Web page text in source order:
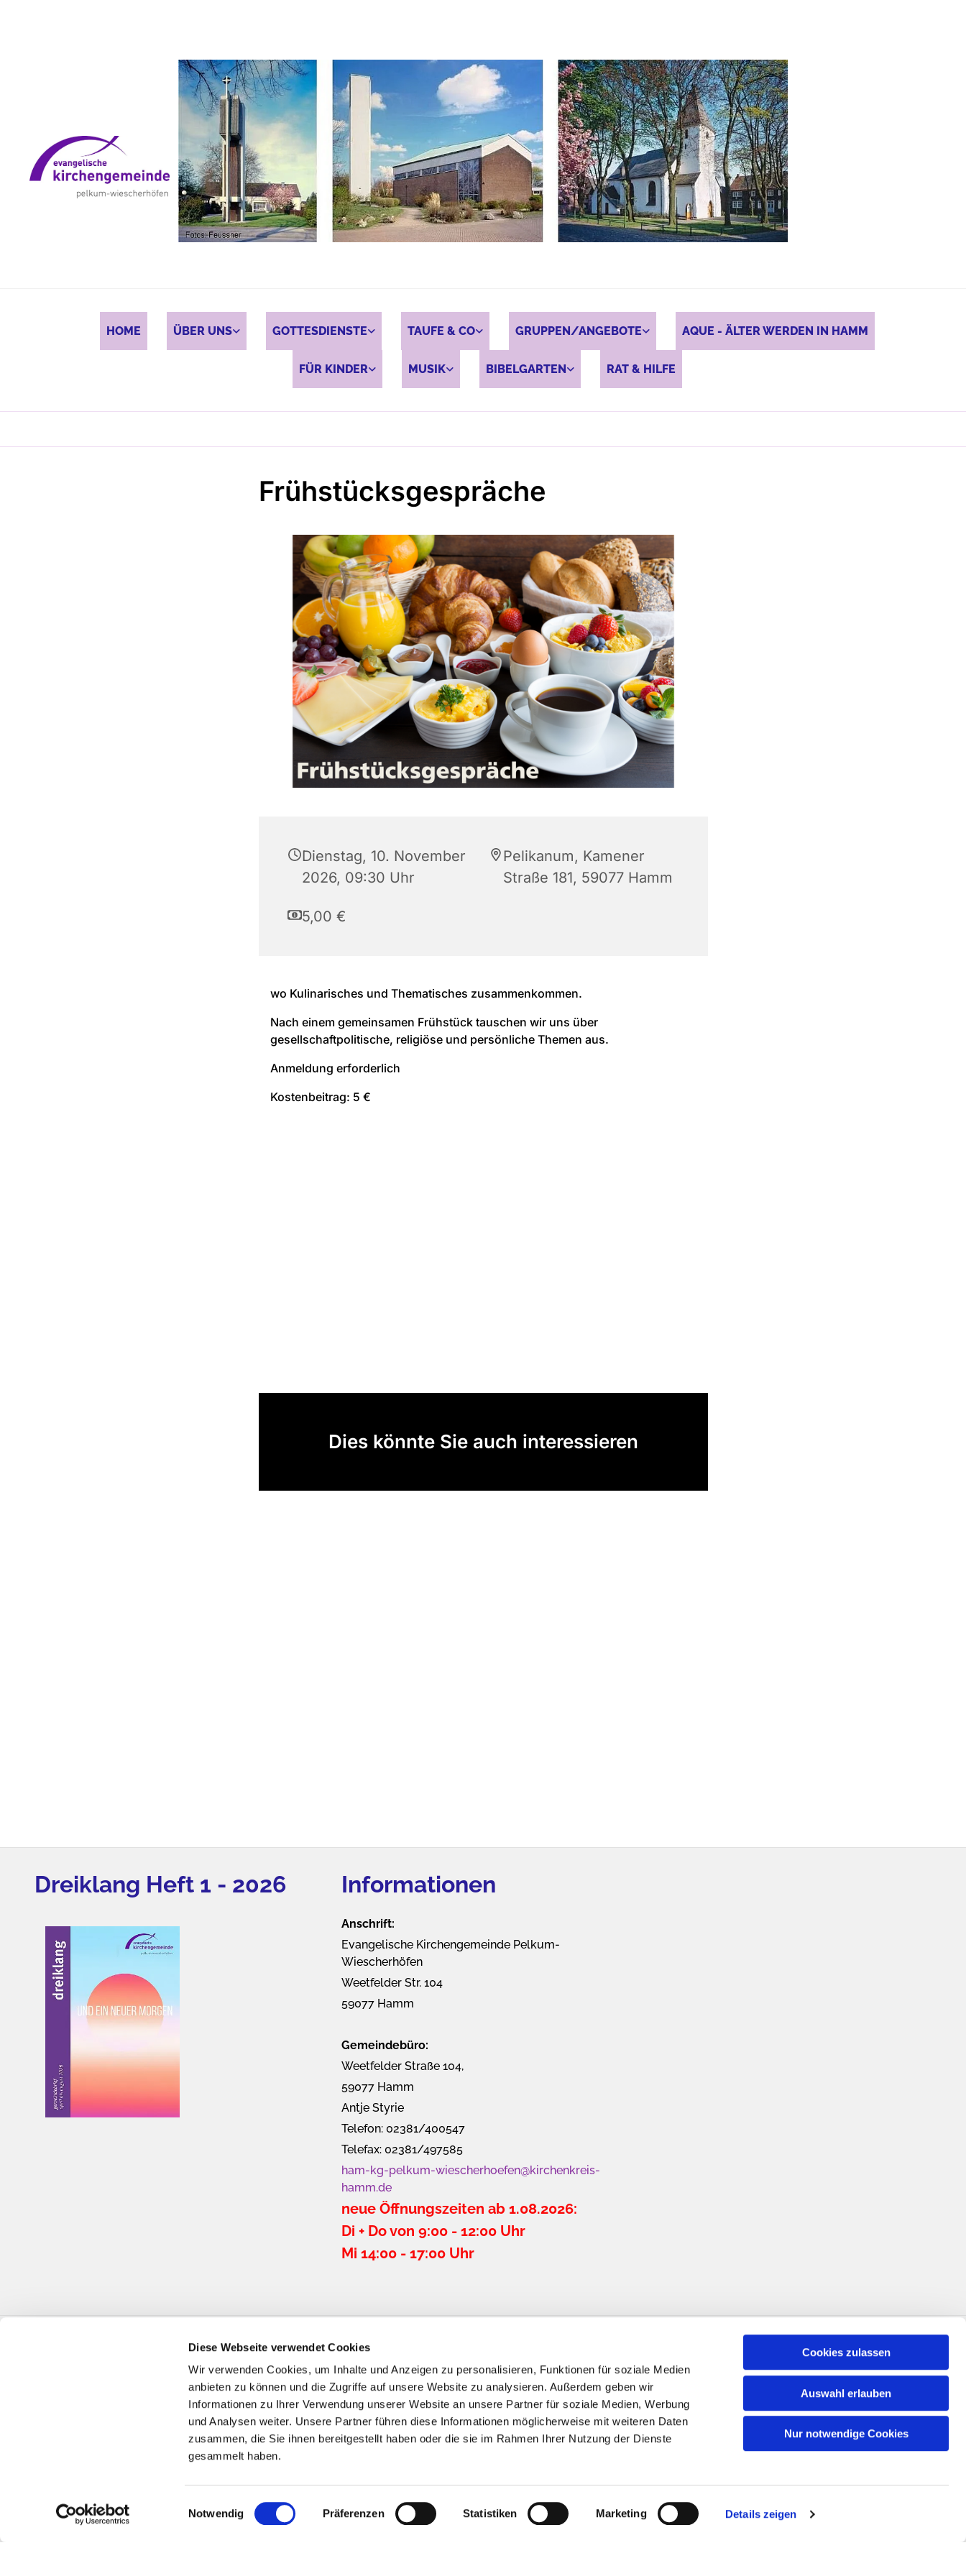
Diese Webseite verwendet Cookies
Wir verwenden Cookies, um Inhalte und Anzeigen zu personalisieren, Funktionen für soziale Medien
anbieten zu können und die Zugriffe auf unsere Website zu analysieren. Außerdem geben wir
Informationen zu Ihrer Verwendung unserer Website an unsere Partner für soziale Medien, Werbung
und Analysen weiter. Unsere Partner führen diese Informationen möglicherweise mit weiteren Daten
zusammen, die Sie ihnen bereitgestellt haben oder die sie im Rahmen Ihrer Nutzung der Dienste
gesammelt haben.
Einwilligungsauswahl
Notwendig Präferenzen Statistiken Marketing Details zeigen
Cookies zulassen
Auswahl erlauben
Nur notwendige Cookies
HOME ÜBER UNS GOTTESDIENSTE TAUFE & CO GRUPPEN/ANGEBOTE AQUE - ÄLTER WERDEN IN HAMM
FÜR KINDER MUSIK BIBELGARTEN RAT & HILFE
Frühstücksgespräche
Dienstag, 10. November
2026, 09:30 Uhr
Pelikanum, Kamener
Straße 181, 59077 Hamm
5,00 €
wo Kulinarisches und Thematisches zusammenkommen.
Nach einem gemeinsamen Frühstück tauschen wir uns über
gesellschaftpolitische, religiöse und persönliche Themen aus.
Anmeldung erforderlich
Kostenbeitrag: 5 €
Dies könnte Sie auch interessieren
Dreiklang Heft 1 - 2026 Informationen
Anschrift:
Evangelische Kirchengemeinde Pelkum-
Wiescherhöfen
Weetfelder Str. 104
59077 Hamm
Gemeindebüro:
Weetfelder Straße 104,
59077 Hamm
Antje Styrie
Telefon: 02381/400547
Telefax: 02381/497585
ham-kg-pelkum-wiescherhoefen@kirchenkreis-
hamm.de
neue Öffnungszeiten ab 1.08.2026:
Di + Do von 9:00 - 12:00 Uhr
Mi 14:00 - 17:00 Uhr
Datenschutzerklärung ChurchDesk-Login